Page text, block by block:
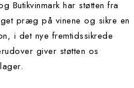
Butikvinmark har støtten fra
præg på vinene og sikre en
i det nye fremtidssikrede
giver støtten os